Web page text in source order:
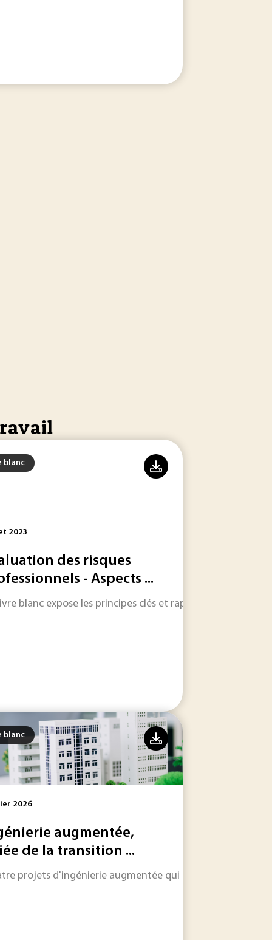
la complexité d’un système.
urgence sanitaire. Elles perturbent la production, les
aux organismes qui encadrent les chantiers, en...
cobotiques pour les intégrer à la réindustrialisation.
blanc
2023
des risques
- Aspects ...
blanc expose les principes clés et rappelle les outils
complexité variés.
mobilité verte
blanc
2026
augmentée,
de la transition ...
projets d'ingénierie augmentée qui transforment la